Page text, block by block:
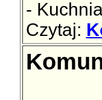
-
Czytaj: